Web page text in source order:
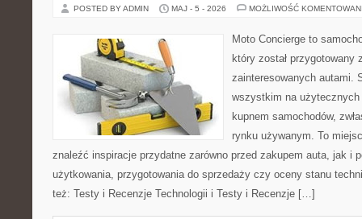
POSTED BY ADMIN MAJ - 5 - 2026 MOŻLIWOŚĆ
Moto Concierge to
który został przygotowany
zainteresowanych autami.
wszystkim na
kupnem samochodów,
rynku używanym. To
znaleźć inspiracje przydatne zarówno przed zakupem auta, jak i
użytkowania, przygotowania do sprzedaży czy oceny stanu
też: Testy i Recenzje Technologii i Testy i Recenzje […]